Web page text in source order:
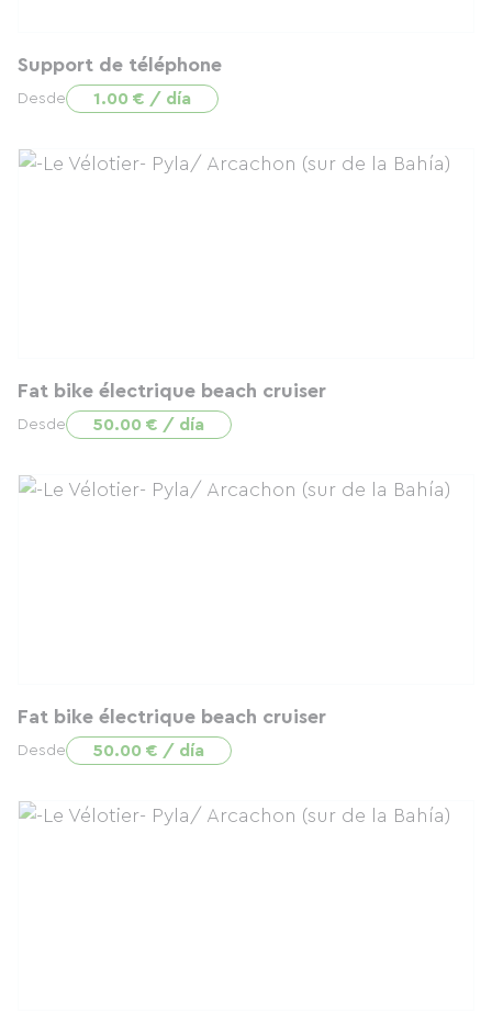
Support de téléphone
Desde 1.00 € / día
Fat bike électrique beach cruiser
Desde 50.00 € / día
Fat bike électrique beach cruiser
Desde 50.00 € / día